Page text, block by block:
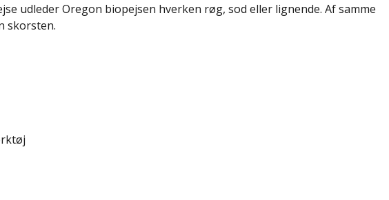
udleder Oregon biopejsen hverken røg, sod eller lignende. Af samme
skorsten.